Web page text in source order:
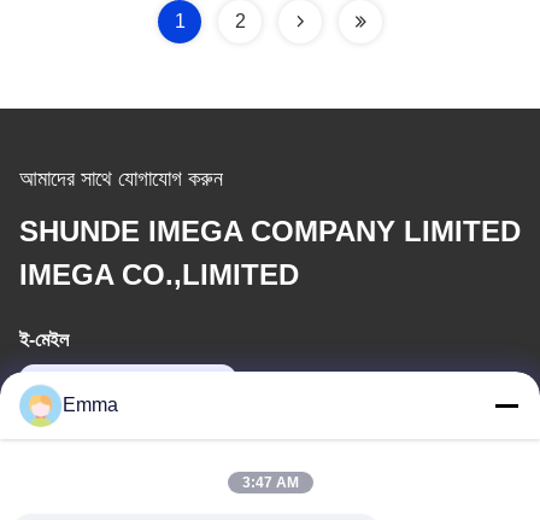
1 2
আমাদের সাথে যোগাযোগ করুন
SHUNDE IMEGA COMPANY LIMITED
IMEGA CO.,LIMITED
ই-মেইল
Emma
3:47 AM